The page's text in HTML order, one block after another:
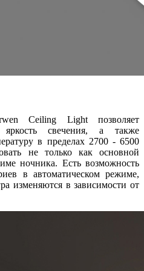
Ceiling Light позволяет
яркость свечения, а также
в пределах 2700 - 6500
не только как основной
ночника. Есть возможность
в автоматическом режиме,
изменяются в зависимости от